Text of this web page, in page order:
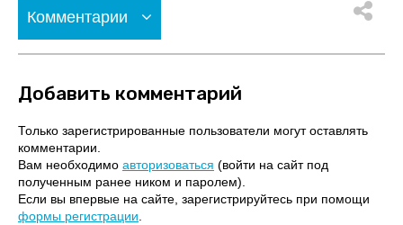
Комментарии
Добавить комментарий
Только зарегистрированные пользователи могут оставлять
комментарии.
Вам необходимо авторизоваться (войти на сайт под
полученным ранее ником и паролем).
Если вы впервые на сайте, зарегистрируйтесь при помощи
формы регистрации